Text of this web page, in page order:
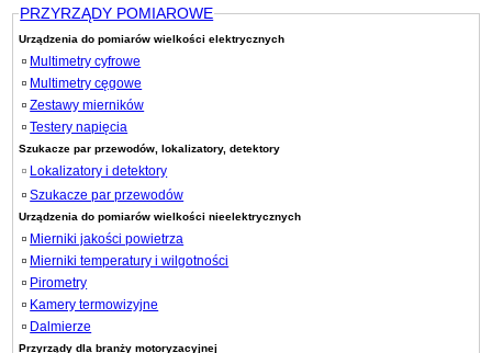
PRZYRZĄDY POMIAROWE
Urządzenia do pomiarów wielkości elektrycznych
Multimetry cyfrowe
Multimetry cęgowe
Zestawy mierników
Testery napięcia
Szukacze par przewodów, lokalizatory, detektory
Lokalizatory i detektory
Szukacze par przewodów
Urządzenia do pomiarów wielkości nieelektrycznych
Mierniki jakości powietrza
Mierniki temperatury i wilgotności
Pirometry
Kamery termowizyjne
Dalmierze
Przyrządy dla branży motoryzacyjnej